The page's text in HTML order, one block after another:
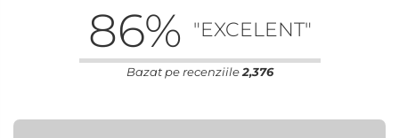
86% "EXCELENT"
Bazat pe recenziile2,376